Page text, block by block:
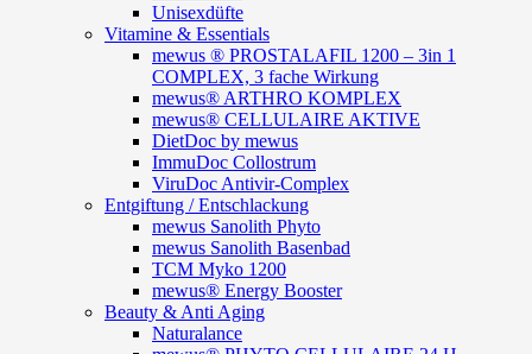
Unisexdüfte
Vitamine & Essentials
mewus ® PROSTALAFIL 1200 – 3in 1
COMPLEX, 3 fache Wirkung
mewus® ARTHRO KOMPLEX
mewus® CELLULAIRE AKTIVE
DietDoc by mewus
ImmuDoc Collostrum
ViruDoc Antivir-Complex
Entgiftung / Entschlackung
mewus Sanolith Phyto
mewus Sanolith Basenbad
TCM Myko 1200
mewus® Energy Booster
Beauty & Anti Aging
Naturalance